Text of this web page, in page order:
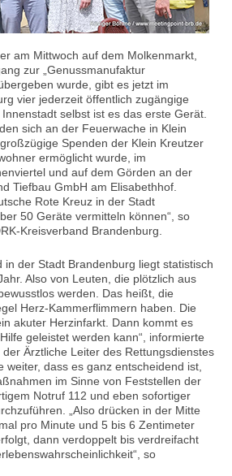
am Mittwoch auf dem Molkenmarkt,
zur „Genussmanufaktur
wurde, gibt es jetzt im
vier jederzeit öffentlich zugängige
selbst ist es das erste Gerät.
sich an der Feuerwache in Klein
Spenden der Klein Kreutzer
ermöglicht wurde, im
und auf dem Görden an der
Tiefbau GmbH am Elisabethhof.
Rote Kreuz in der Stadt
50 Geräte vermitteln können“, so
Kreisverband Brandenburg.
in der Stadt Brandenburg liegt statistisch
Also von Leuten, die plötzlich aus
werden. Das heißt, die
Herz-Kammerflimmern haben. Die
akuter Herzinfarkt. Dann kommt es
geleistet werden kann“, informierte
Ärztliche Leiter des Rettungsdienstes
weiter, dass es ganz entscheidend ist,
im Sinne von Feststellen der
Notruf 112 und eben sofortiger
„Also drücken in der Mitte
pro Minute und 5 bis 6 Zentimeter
dann verdoppelt bis verdreifacht
so